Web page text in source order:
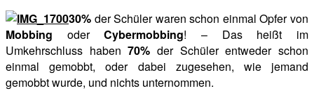
30% der Schüler waren schon einmal Opfer von
Mobbing oderCybermobbing! – Das heißt im
Umkehrschluss haben70% der Schüler entweder schon
einmal gemobbt, oder dabei zugesehen, wie jemand
gemobbt wurde, und nichts unternommen.